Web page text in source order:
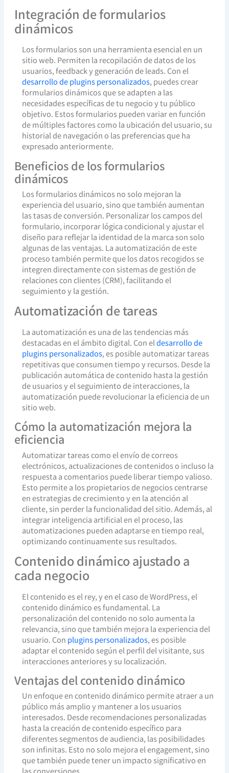
Integración de formularios
dinámicos
Los formularios son una herramienta esencial en un
sitio web. Permiten la recopilación de datos de los
usuarios, feedback y generación de leads. Con el
desarrollo de plugins personalizados, puedes crear
formularios dinámicos que se adapten a las
necesidades específicas de tu negocio y tu público
objetivo. Estos formularios pueden variar en función
de múltiples factores como la ubicación del usuario, su
historial de navegación o las preferencias que ha
expresado anteriormente.
Beneficios de los formularios
dinámicos
Los formularios dinámicos no solo mejoran la
experiencia del usuario, sino que también aumentan
las tasas de conversión. Personalizar los campos del
formulario, incorporar lógica condicional y ajustar el
diseño para reflejar la identidad de la marca son solo
algunas de las ventajas. La automatización de este
proceso también permite que los datos recogidos se
integren directamente con sistemas de gestión de
relaciones con clientes (CRM), facilitando el
seguimiento y la gestión.
Automatización de tareas
La automatización es una de las tendencias más
destacadas en el ámbito digital. Con eldesarrollo de
plugins personalizados, es posible automatizar tareas
repetitivas que consumen tiempo y recursos. Desde la
publicación automática de contenido hasta la gestión
de usuarios y el seguimiento de interacciones, la
automatización puede revolucionar la eficiencia de un
sitio web.
Cómo la automatización mejora la
eficiencia
Automatizar tareas como el envío de correos
electrónicos, actualizaciones de contenidos o incluso la
respuesta a comentarios puede liberar tiempo valioso.
Esto permite a los propietarios de negocios centrarse
en estrategias de crecimiento y en la atención al
cliente, sin perder la funcionalidad del sitio. Además, al
integrar inteligencia artificial en el proceso, las
automatizaciones pueden adaptarse en tiempo real,
optimizando continuamente sus resultados.
Contenido dinámico ajustado a
cada negocio
El contenido es el rey, y en el caso de WordPress, el
contenido dinámico es fundamental. La
personalización del contenido no solo aumenta la
relevancia, sino que también mejora la experiencia del
usuario. Con plugins personalizados, es posible
adaptar el contenido según el perfil del visitante, sus
interacciones anteriores y su localización.
Ventajas del contenido dinámico
Un enfoque en contenido dinámico permite atraer a un
público más amplio y mantener a los usuarios
interesados. Desde recomendaciones personalizadas
hasta la creación de contenido específico para
diferentes segmentos de audiencia, las posibilidades
son infinitas. Esto no solo mejora el engagement, sino
que también puede tener un impacto significativo en